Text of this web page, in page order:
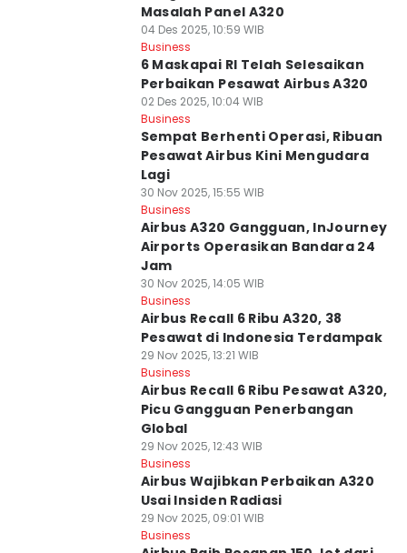
Masalah Panel A320
04 Des 2025, 10:59 WIB
Business
6 Maskapai RI Telah Selesaikan
Perbaikan Pesawat Airbus A320
02 Des 2025, 10:04 WIB
Business
Sempat Berhenti Operasi, Ribuan
Pesawat Airbus Kini Mengudara
Lagi
30 Nov 2025, 15:55 WIB
Business
Airbus A320 Gangguan, InJourney
Airports Operasikan Bandara 24
Jam
30 Nov 2025, 14:05 WIB
Business
Airbus Recall 6 Ribu A320, 38
Pesawat di Indonesia Terdampak
29 Nov 2025, 13:21 WIB
Business
Airbus Recall 6 Ribu Pesawat A320,
Picu Gangguan Penerbangan
Global
29 Nov 2025, 12:43 WIB
Business
Airbus Wajibkan Perbaikan A320
Usai Insiden Radiasi
29 Nov 2025, 09:01 WIB
Business